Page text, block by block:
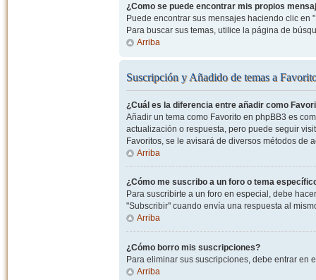
¿Como se puede encontrar mis propios
Puede encontrar sus mensajes haciendo clic en
Para buscar sus temas, utilice la página de
Arriba
Suscripción y Añadido de temas a
¿Cuál es la diferencia entre añadir como
Añadir un tema como Favorito en phpBB3 es
actualización o respuesta, pero puede seguir
Favoritos, se le avisará de diversos métodos de
Arriba
¿Cómo me suscribo a un foro o tema
Para suscribirte a un foro en especial, debe
"Subscribir" cuando envía una respuesta al
Arriba
¿Cómo borro mis suscripciones?
Para eliminar sus suscripciones, debe entrar en
Arriba